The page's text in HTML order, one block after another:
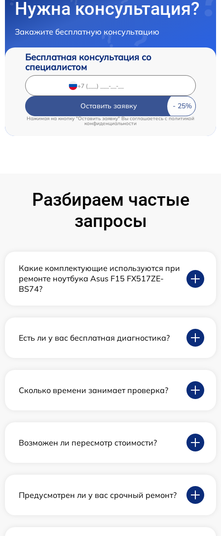
Нужна консультация?
Закажите бесплатную консультацию
Бесплатная консультация со
специалистом
Оставить заявку
Нажимая на кнопку "Оставить заявку" Вы соглашаетесь cполитикой
конфиденциальности
Разбираем частые
запросы
Какие комплектующие используются при
ремонте ноутбука Asus F15 FX517ZE-
BS74?
Есть ли у вас бесплатная диагностика?
Сколько времени занимает проверка?
Возможен ли пересмотр стоимости?
Предусмотрен ли у вас срочный ремонт?